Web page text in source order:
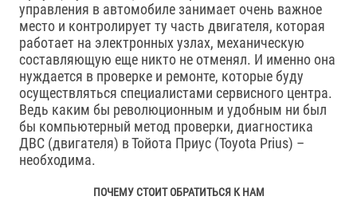
управления в автомобиле занимает очень важное
место и контролирует ту часть двигателя, которая
работает на электронных узлах, механическую
составляющую еще никто не отменял. И именно она
нуждается в проверке и ремонте, которые буду
осуществляться специалистами сервисного центра.
Ведь каким бы революционным и удобным ни был
бы компьютерный метод проверки, диагностика
ДВС (двигателя) в Тойота Приус (Toyota Prius) –
необходима.
ПОЧЕМУ СТОИТ ОБРАТИТЬСЯ К НАМ